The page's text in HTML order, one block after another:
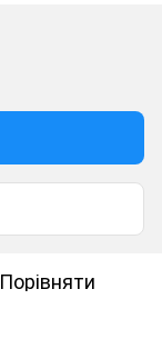
Порівняти